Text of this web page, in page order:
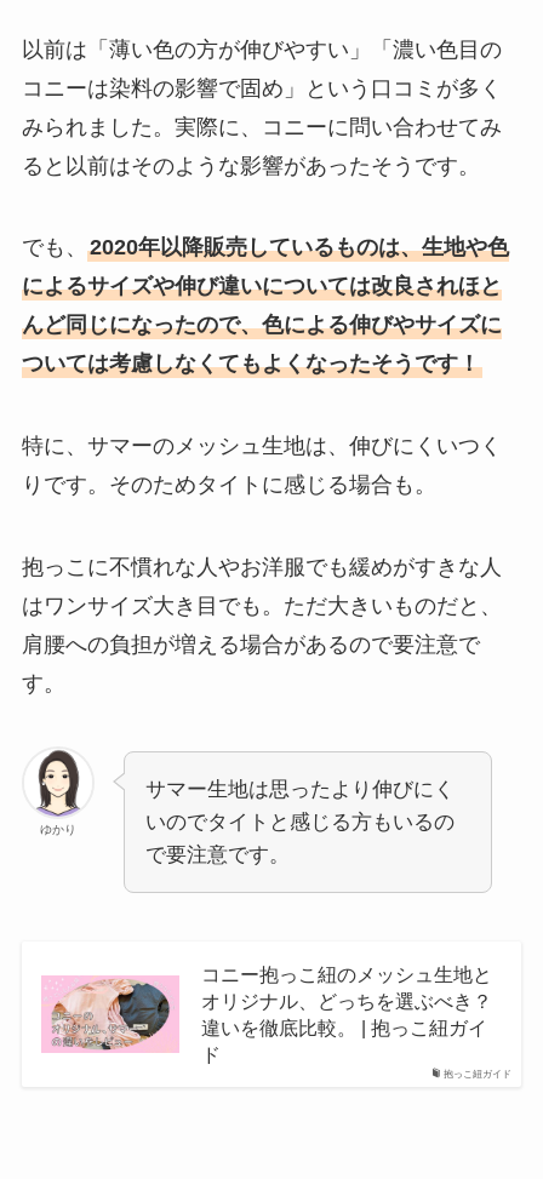
以前は「薄い色の方が伸びやすい」「濃い色目の
コニーは染料の影響で固め」という口コミが多く
みられました。実際に、コニーに問い合わせてみ
ると以前はそのような影響があったそうです。
でも、 2020年以降販売しているものは、生地や色
によるサイズや伸び違いについては改良されほと
んど同じになったので、色による伸びやサイズに
ついては考慮しなくてもよくなったそうです！
特に、サマーのメッシュ生地は、伸びにくいつく
りです。そのためタイトに感じる場合も。
抱っこに不慣れな人やお洋服でも緩めがすきな人
はワンサイズ大き目でも。ただ大きいものだと、
肩腰への負担が増える場合があるので要注意で
す。
ゆかり
サマー生地は思ったより伸びにく
いのでタイトと感じる方もいるの
で要注意です。
抱っこ紐ガイド
コニー抱っこ紐のメッシュ生地と
オリジナル、どっちを選ぶべき？
違いを徹底比較。 | 抱っこ紐ガイ
ド